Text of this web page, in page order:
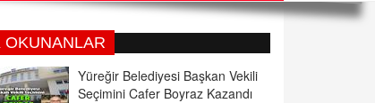
OKUNANLAR
Yüreğir Belediyesi Başkan Vekili
Seçimini Cafer Boyraz Kazandı